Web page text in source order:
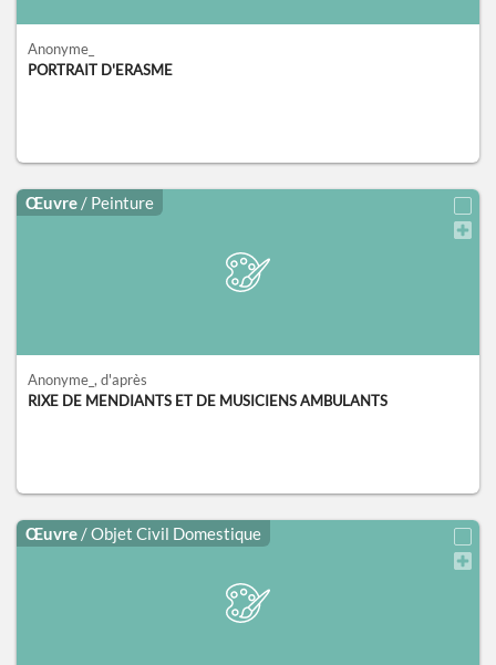
Anonyme_
PORTRAIT D'ERASME
Œuvre / Peinture
Anonyme_ , d'après
RIXE DE MENDIANTS ET DE MUSICIENS AMBULANTS
Œuvre / Objet Civil Domestique